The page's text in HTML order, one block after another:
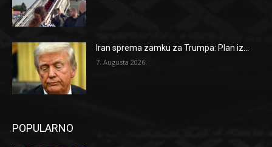
Iran sprema zamku za Trumpa: Plan iz...
7. Augusta 2026.
POPULARNO